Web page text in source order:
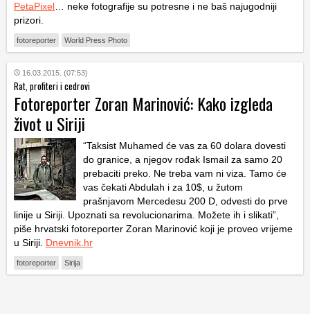
PetaPixel … neke fotografije su potresne i ne baš najugodniji
prizori.
fotoreporter World Press Photo
16.03.2015. (07:53)
Rat, profiteri i cedrovi
Fotoreporter Zoran Marinović: Kako izgleda
život u Siriji
“Taksist Muhamed će vas za 60 dolara dovesti
do granice, a njegov rođak Ismail za samo 20
prebaciti preko. Ne treba vam ni viza. Tamo će
vas čekati Abdulah i za 10$, u žutom
prašnjavom Mercedesu 200 D, odvesti do prve
linije u Siriji. Upoznati sa revolucionarima. Možete ih i slikati”,
piše hrvatski fotoreporter Zoran Marinović koji je proveo vrijeme
u Siriji. Dnevnik.hr
fotoreporter Sirija